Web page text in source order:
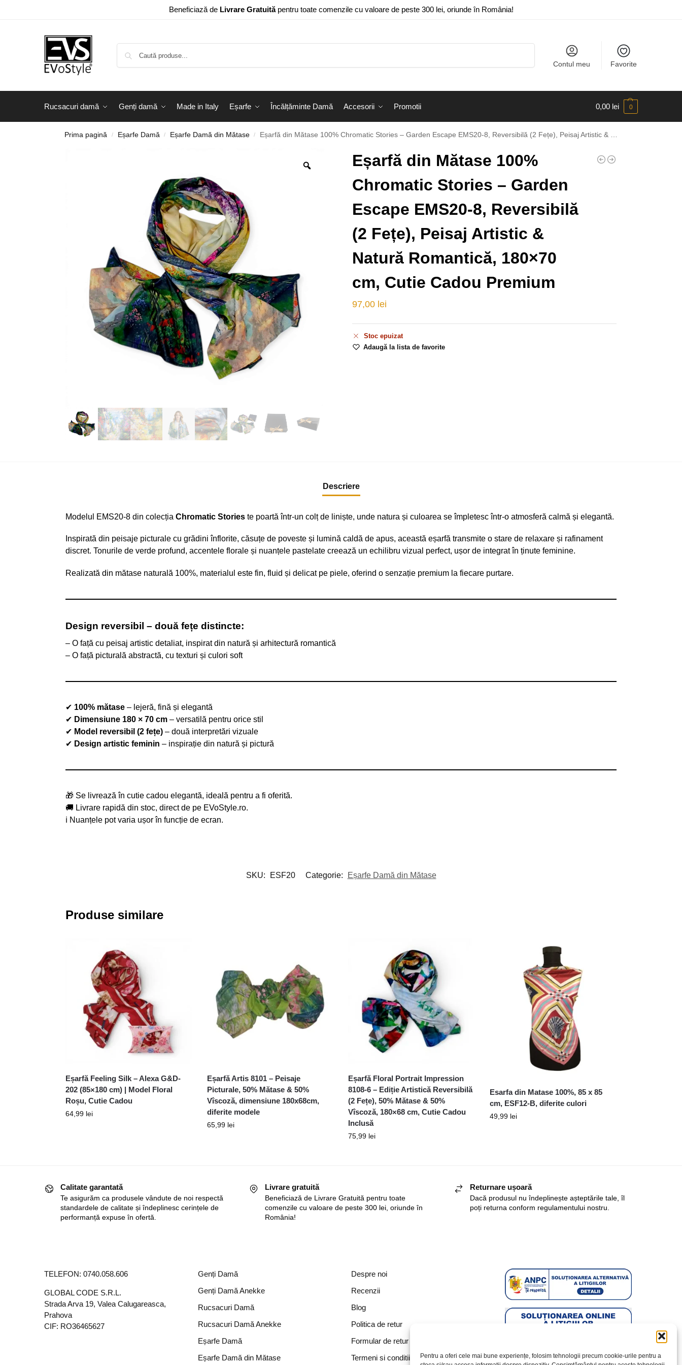
Pentru a oferi cele mai bune experiențe, folosim tehnologii precum cookie-urile pentru a
Beneficiază de Livrare Gratuităpentru toate comenzile cu valoare de peste 300 lei, oriunde în România!
Contul meu Favorite
Rucsacuri damă Genți damă Made in Italy Eșarfe Încălțăminte Damă Accesorii Promotii 0,00 lei 0
Prima pagină / Eșarfe Damă / Eșarfe Damă din Mătase / Eșarfă din Mătase 100% Chromatic Stories – Garden Escape EMS20-8, Reversibilă (2 Fețe), Peisaj Artistic & Natură Romantică, 180×70 cm, Cutie Cadou Premium
Eșarfă din Mătase 100%
Chromatic Stories – Garden
Escape EMS20-8, Reversibilă
(2 Fețe), Peisaj Artistic &
Natură Romantică, 180×70
cm, Cutie Cadou Premium
97,00 lei
Stoc epuizat
Adaugă la lista de favorite
Descriere
Modelul EMS20-8 din colecția Chromatic Storieste poartă într-un colț de liniște, unde natura și culoarea se împletesc într-o atmosferă calmă și elegantă.
Inspirată din peisaje picturale cu grădini înflorite, căsuțe de poveste și lumină caldă de apus, această eșarfă transmite o stare de relaxare și rafinament
discret. Tonurile de verde profund, accentele florale și nuanțele pastelate creează un echilibru vizual perfect, ușor de integrat în ținute feminine.
Realizată din mătase naturală 100%, materialul este fin, fluid și delicat pe piele, oferind o senzație premium la fiecare purtare.
Design reversibil – două fețe distincte:
– O față cu peisaj artistic detaliat, inspirat din natură și arhitectură romantică
– O față picturală abstractă, cu texturi și culori soft
✔ 100% mătase– lejeră, fină și elegantă
✔ Dimensiune 180 × 70 cm– versatilă pentru orice stil
✔ Model reversibil (2 fețe)– două interpretări vizuale
✔ Design artistic feminin – inspirație din natură și pictură
🎁 Se livrează în cutie cadou elegantă, ideală pentru a fi oferită.
🚚 Livrare rapidă din stoc, direct de pe EVoStyle.ro.
ℹ Nuanțele pot varia ușor în funcție de ecran.
SKU: ESF20 Categorie: Eșarfe Damă din Mătase
Produse similare
Eșarfă Feeling Silk – Alexa G&D-
202 (85×180 cm) | Model Floral
Roșu, Cutie Cadou
64,99 lei
Eșarfă Artis 8101 – Peisaje
Picturale, 50% Mătase & 50%
Vîscoză, dimensiune 180x68cm,
diferite modele
65,99 lei
Eșarfă Floral Portrait Impression
8108-6 – Ediție Artistică Reversibilă
(2 Fețe), 50% Mătase & 50%
Vîscoză, 180×68 cm, Cutie Cadou
Inclusă
75,99 lei
Esarfa din Matase 100%, 85 x 85
cm, ESF12-B, diferite culori
49,99 lei
Calitate garantată
Te asigurăm ca produsele vândute de noi respectă
standardele de calitate și îndeplinesc cerințele de
performanță expuse în ofertă.
Livrare gratuită
Beneficiază de Livrare Gratuită pentru toate
comenzile cu valoare de peste 300 lei, oriunde în
România!
Returnare ușoară
Dacă produsul nu îndeplinește așteptările tale, îl
poți returna conform regulamentului nostru.
TELEFON: 0740.058.606
GLOBAL CODE S.R.L.
Strada Arva 19, Valea Calugareasca,
Prahova
CIF: RO36465627
Genți Damă
Genți Damă Anekke
Rucsacuri Damă
Rucsacuri Damă Anekke
Eșarfe Damă
Eșarfe Damă din Mătase
Despre noi
Recenzii
Blog
Politica de retur
Formular de retur
Termeni si conditii